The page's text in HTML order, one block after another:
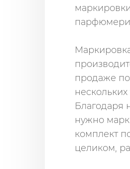
продаже
Благодаря
нужно
комплект
целиком,